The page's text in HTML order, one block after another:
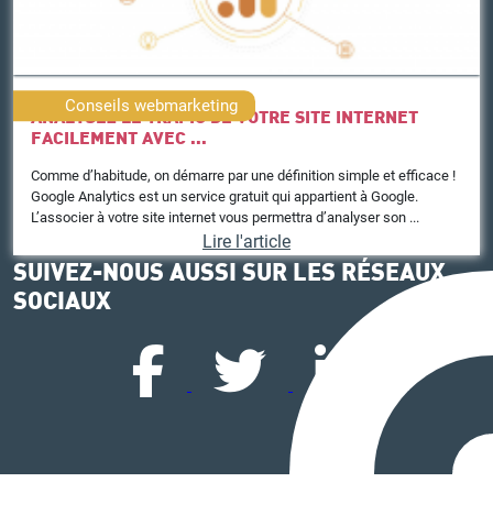
Conseils webmarketing
ANALYSEZ LE TRAFIC DE VOTRE SITE INTERNET
FACILEMENT AVEC ...
Comme d’habitude, on démarre par une définition simple et efficace !
Google Analytics est un service gratuit qui appartient à Google.
L’associer à votre site internet vous permettra d’analyser son ...
Lire l'article
SUIVEZ-NOUS AUSSI SUR LES RÉSEAUX
SOCIAUX